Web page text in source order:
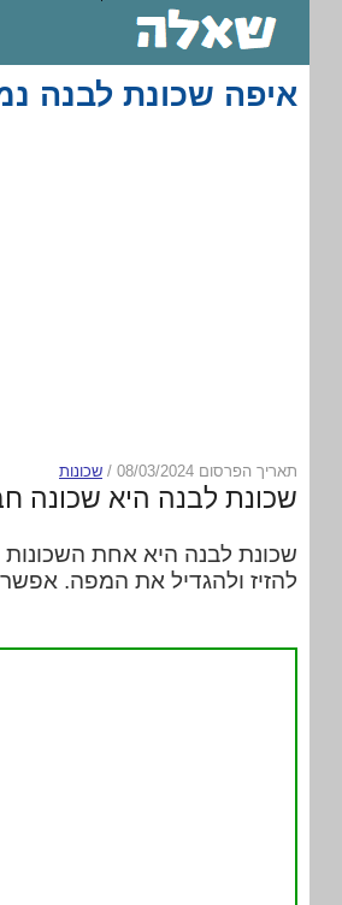
איפה שכונת לבנה
תאריך הפרסום 08/03/2024 / שכונות
שכונת לבנה היא שכונה
שכונת לבנה היא אחת
להזיז ולהגדיל את המפה.